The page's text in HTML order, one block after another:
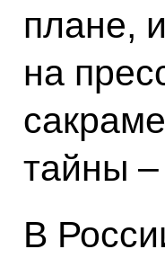
плане,
на
тайны
В